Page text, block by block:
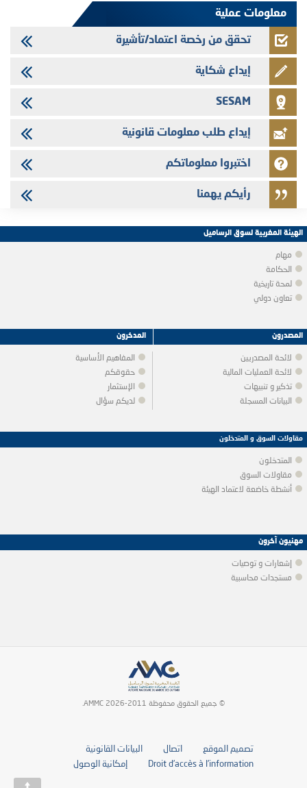
معلومات عملية
تحقق من رخصة اعتماد/تأشيرة
إيداع شكاية
SESAM
إيداع طلب معلومات قانونية
اختبروا معلوماتكم
رأيكم يهمنا
الهيئة المغربية لسوق الرساميل
مهام
الحكامة
لمحة تاريخية
تعاون دولي
المدخرون
المفاهيم الأساسية
حقوقكم
الإستثمار
لديكم سؤال
المصدرون
لائحة المصدريين
لائحة العمليات المالية
تذكير و تنبيهات
البيانات المسجلة
مقاولات السوق و المتدخلون
المتدخلون
مقاولات السوق
أنشطة خاضعة لاعتماد الهيئة
مهنيون آخرون
إشعارات و توصيات
مستجدات محاسبية
© جميع الحقوق محفوظة 2011-2026 AMMC.
تصميم الموقع اتصال
البيانات القانونية
Droit d’accès à l’information
إمكانية الوصول